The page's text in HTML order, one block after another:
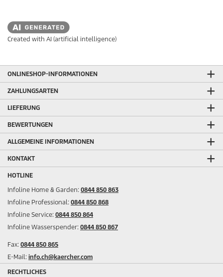
Created with AI (artificial intelligence)
ONLINESHOP-INFORMATIONEN
ZAHLUNGSARTEN
LIEFERUNG
BEWERTUNGEN
ALLGEMEINE INFORMATIONEN
KONTAKT
HOTLINE
Infoline Home & Garden: 0844 850 863
Infoline Professional: 0844 850 868
Infoline Service: 0844 850 864
Infoline Wasserspender: 0844 850 867
Fax: 0844 850 865
E-Mail: info.ch@kaercher.com
RECHTLICHES